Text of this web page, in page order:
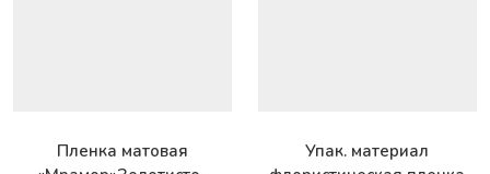
Пленка матовая
Упак. материал